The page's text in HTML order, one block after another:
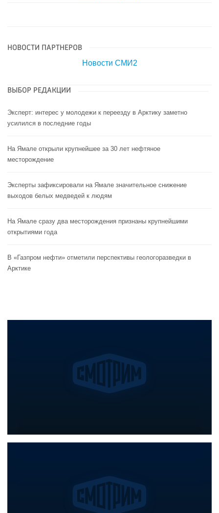
НОВОСТИ ПАРТНЕРОВ
Новости СМИ2
ВЫБОР РЕДАКЦИИ
Эксперт: интерес у молодежи к переезду в Арктику заметно
усилился в последние годы
На Ямале открыли крупнейшее за 30 лет нефтяное
месторождение
Эксперты зафиксировали на Ямале значительное снижение
выходов белых медведей к людям
На Ямале сразу два месторождения признаны крупнейшими
открытиями года
В «Газпром нефти» отметили перспективы геологоразведки в
Арктике